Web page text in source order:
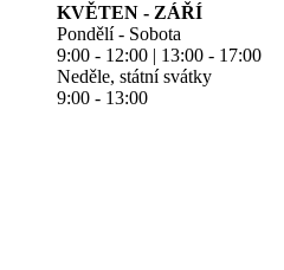
KVĚTEN - ZÁŘÍ
Pondělí - Sobota
9:00 - 12:00 | 13:00 - 17:00
Neděle, státní svátky
9:00 - 13:00